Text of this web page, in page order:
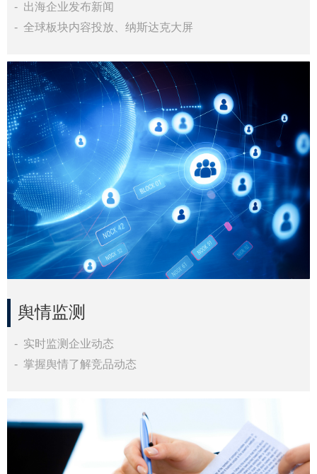
- 出海企业发布新闻
- 全球板块内容投放、纳斯达克大屏
全球板块内容投放、纳斯达克大屏
- 实时监测企业动态
- 掌握舆情了解竞品动态
舆情监测